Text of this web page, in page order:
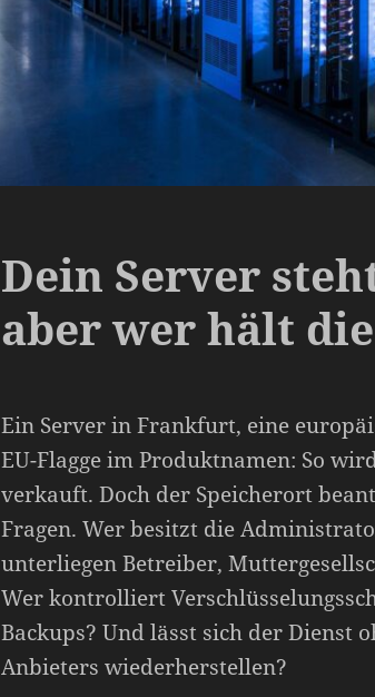
Dein Server
aber wer hält
Ein Server in Frankfurt, eine
EU-Flagge im Produktnamen: So
verkauft. Doch der Speicherort
Fragen. Wer besitzt die
unterliegen Betreiber,
Wer kontrolliert
Backups? Und lässt sich der Dienst
Anbieters wiederherstellen?